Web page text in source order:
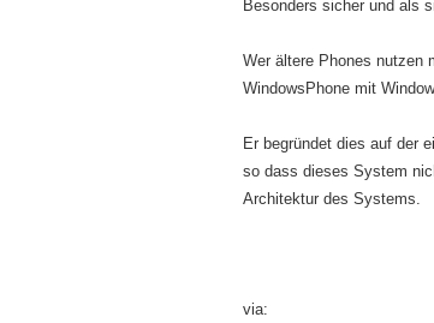
Besonders sicher und als
Wer ältere Phones nutzen
WindowsPhone mit
Er begründet dies auf der
so dass dieses System
Architektur des Systems.
via: